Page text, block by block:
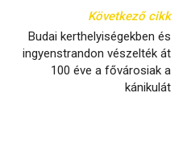
Következő cikk
Budai kerthelyiségekben és
ingyenstrandon vészelték át
100 éve a fővárosiak a
kánikulát